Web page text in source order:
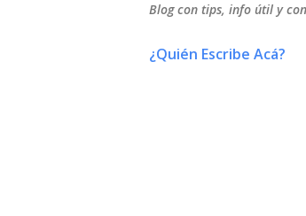
Blog con tips, info útil y
¿Quién Escribe Acá?